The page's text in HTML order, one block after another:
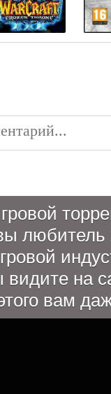
на
вам